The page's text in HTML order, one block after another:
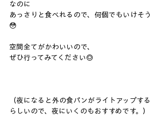
なのに
あっさりと食べれるので、何個でもいけそう
😳
空間全てがかわいいので、
ぜひ行ってみてください◎
（夜になると外の食パンがライトアップする
らしいので、夜にいくのもおすすめです。）